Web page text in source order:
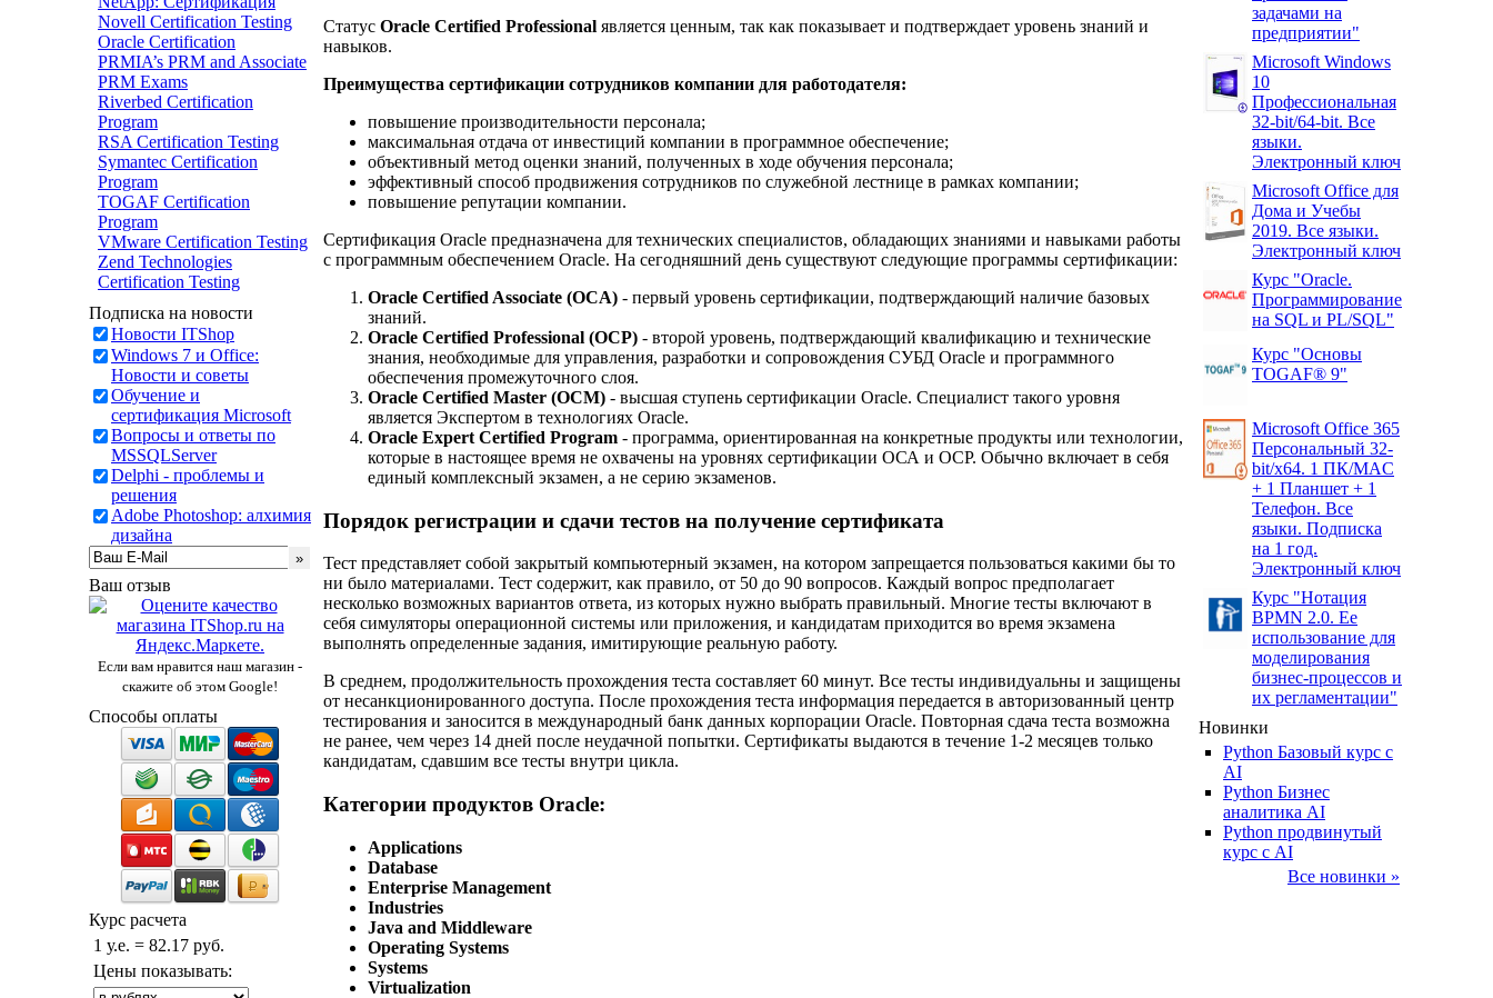
Novell Certification Testing
Oracle Certification
PRMIA’s PRM and Associate
PRM Exams
Riverbed Certification
Program
RSA Certification Testing
Symantec Certification
Program
TOGAF Certification
Program
VMware Certification Testing
Zend Technologies
Certification Testing
Подписка на новости
Новости ITShop
Windows 7 и Office:
Новости и советы
Обучение и
сертификация Microsoft
Вопросы и ответы по
MSSQLServer
Delphi - проблемы и
решения
Adobe Photoshop: алхимия
дизайна
Ваш отзыв
Если вам нравится наш магазин -
скажите об этом Google!
Способы оплаты
Курс расчета
1 у.е. = 82.17 руб.
Цены показывать:
Статус Oracle Certified Professional является ценным, так как показывает и подтверждает уровень знаний и
навыков.
Преимущества сертификации сотрудников компании для работодателя:
повышение производительности персонала;
максимальная отдача от инвестиций компании в программное обеспечение;
объективный метод оценки знаний, полученных в ходе обучения персонала;
эффективный способ продвижения сотрудников по служебной лестнице в рамках компании;
повышение репутации компании.
Сертификация Oracle предназначена для технических специалистов, обладающих знаниями и навыками работы
с программным обеспечением Oracle. На сегодняшний день существуют следующие программы сертификации:
Oracle Certified Associate (OCA) - первый уровень сертификации, подтверждающий наличие базовых
знаний.
Oracle Certified Professional (OCP) - второй уровень, подтверждающий квалификацию и технические
знания, необходимые для управления, разработки и сопровождения СУБД Oracle и программного
обеспечения промежуточного слоя.
Oracle Certified Master (OCM) - высшая ступень сертификации Oracle. Специалист такого уровня
является Экспертом в технологиях Oracle.
Oracle Expert Certified Program - программа, ориентированная на конкретные продукты или технологии,
которые в настоящее время не охвачены на уровнях сертификации ОСА и ОСР. Обычно включает в себя
единый комплексный экзамен, а не серию экзаменов.
Порядок регистрации и сдачи тестов на получение сертификата
Тест представляет собой закрытый компьютерный экзамен, на котором запрещается пользоваться какими бы то
ни было материалами. Тест содержит, как правило, от 50 до 90 вопросов. Каждый вопрос предполагает
несколько возможных вариантов ответа, из которых нужно выбрать правильный. Многие тесты включают в
себя симуляторы операционной системы или приложения, и кандидатам приходится во время экзамена
выполнять определенные задания, имитирующие реальную работу.
В среднем, продолжительность прохождения теста составляет 60 минут. Все тесты индивидуальны и защищены
от несанкционированного доступа. После прохождения теста информация передается в авторизованный центр
тестирования и заносится в международный банк данных корпорации Oracle. Повторная сдача теста возможна
не ранее, чем через 14 дней после неудачной попытки. Сертификаты выдаются в течение 1-2 месяцев только
кандидатам, сдавшим все тесты внутри цикла.
Категории продуктов Oracle:
Applications
Database
Enterprise Management
Industries
Java and Middleware
Operating Systems
Systems
Virtualization
задачами на
предприятии"
Microsoft Windows
10
Профессиональная
32-bit/64-bit. Все
языки.
Электронный ключ
Microsoft Office для
Дома и Учебы
2019. Все языки.
Электронный ключ
Курс "Oracle.
Программирование
на SQL и PL/SQL"
Курс "Основы
TOGAF® 9"
Microsoft Office 365
Персональный 32-
bit/x64. 1 ПК/MAC
+ 1 Планшет + 1
Телефон. Все
языки. Подписка
на 1 год.
Электронный ключ
Курс "Нотация
BPMN 2.0. Ее
использование для
моделирования
бизнес-процессов и
их регламентации"
Новинки
Python Базовый курс c
AI
Python Бизнес
аналитика AI
Python продвинутый
курс с AI
Все новинки »